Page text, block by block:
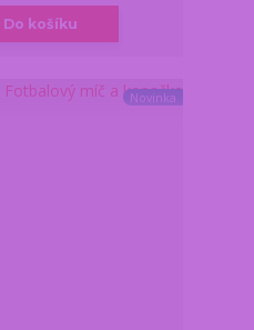
Do košíku
Novinka